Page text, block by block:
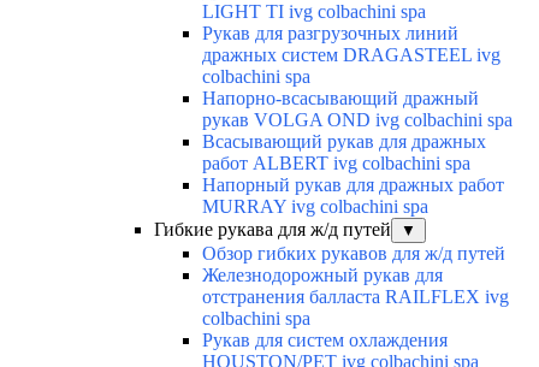
LIGHT TI ivg colbachini spa
Рукав для разгрузочных линий
дражных систем DRAGASTEEL ivg
colbachini spa
Напорно-всасывающий дражный
рукав VOLGA OND ivg colbachini spa
Всасывающий рукав для дражных
работ ALBERT ivg colbachini spa
Напорный рукав для дражных работ
MURRAY ivg colbachini spa
Гибкие рукава для ж/д путей
▼
Обзор гибких рукавов для ж/д путей
Железнодорожный рукав для
отстранения балласта RAILFLEX ivg
colbachini spa
Рукав для систем охлаждения
HOUSTON/PET ivg colbachini spa